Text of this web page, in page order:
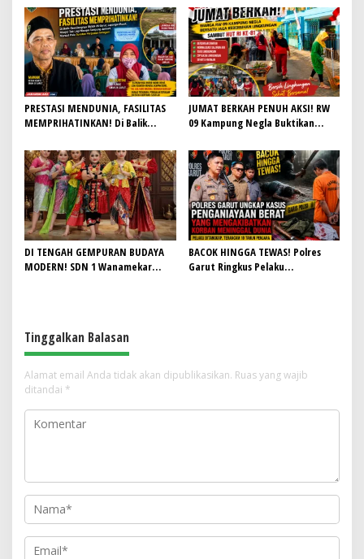
JIWA KEPANDUAN SISWA
Demi Wujudkan Akses Air Bersih
untuk Masyarakat
PRESTASI MENDUNIA, FASILITAS
MEMPRIHATINKAN! Di Balik
Lapangan Hoki Rusak, Masjid Tak
Lagi Mampu Tampung Jamaah,
Penjualan Seragam Ikut Jadi
Sorotan
JUMAT BERKAH PENUH AKSI! RW
09 Kampung Negla Buktikan
Slogan, Warga Bersatu Sambut
HUT RI ke-81
DI TENGAH GEMPURAN BUDAYA
MODERN! SDN 1 Wanamekar
BACOK HINGGA TEWAS! Polres
Garut Ringkus Pelaku
Tinggalkan Balasan
Alamat email Anda tidak akan dipublikasikan. Ruas yang wajib
ditandai *